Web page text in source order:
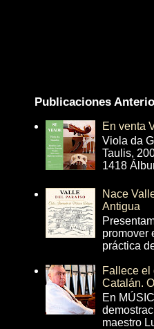
Publicaciones
En venta
Viola da
Taulis,
1418
Nace
Antigua
promover
práctica
Fallece el
Catalán.
En
maestro